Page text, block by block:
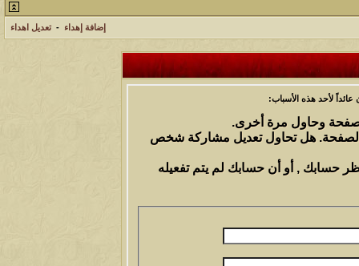
إضافة إهداء - تعديل اهداء
لأحد هذه الأسباب:
وحاول مرة أخرى.
الصفحة. هل تحاول تعديل مشاركة شخص
حسابك , أو أن حسابك لم يتم تفعيله